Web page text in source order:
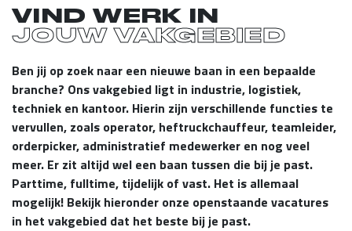
VIND WERK IN
JOUW VAKGEBIED
Ben jij op zoek naar een nieuwe baan in een bepaalde
branche? Ons vakgebied ligt in industrie, logistiek,
techniek en kantoor. Hierin zijn verschillende functies te
vervullen, zoals operator, heftruckchauffeur, teamleider,
orderpicker, administratief medewerker en nog veel
meer. Er zit altijd wel een baan tussen die bij je past.
Parttime, fulltime, tijdelijk of vast. Het is allemaal
mogelijk! Bekijk hieronder onze openstaande vacatures
in het vakgebied dat het beste bij je past.